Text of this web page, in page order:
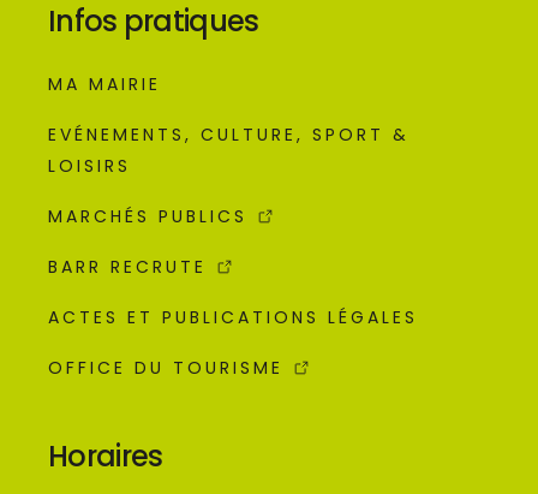
Infos pratiques
MA MAIRIE
EVÉNEMENTS, CULTURE, SPORT &
LOISIRS
MARCHÉS PUBLICS
BARR RECRUTE
ACTES ET PUBLICATIONS LÉGALES
OFFICE DU TOURISME
Horaires